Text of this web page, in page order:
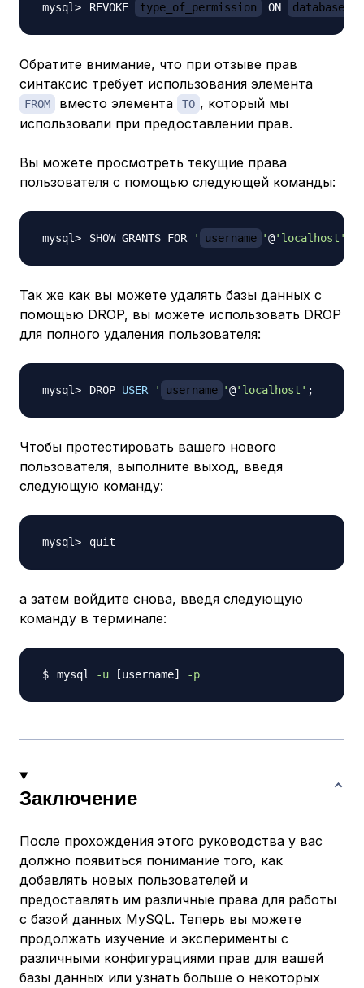
REVOKE type_of_permission ON
Обратите внимание, что при отзыве прав
синтаксис требует использования элемента
FROM вместо элемента TO , который мы
использовали при предоставлении прав.
Вы можете просмотреть текущие права
пользователя с помощью следующей команды:
SHOW GRANTS FOR ' username '@'localhost'
Так же как вы можете удалять базы данных с
помощью DROP, вы можете использовать DROP
для полного удаления пользователя:
DROP USER ' username '@'localhost' ;
Чтобы протестировать вашего нового
пользователя, выполните выход, введя
следующую команду:
а затем войдите снова, введя следующую
команду в терминале:
mysql -u [username] -p
Заключение
После прохождения этого руководства у вас
должно появиться понимание того, как
добавлять новых пользователей и
предоставлять им различные права для работы
с базой данных MySQL. Теперь вы можете
продолжать изучение и эксперименты с
различными конфигурациями прав для вашей
базы данных или узнать больше о некоторых